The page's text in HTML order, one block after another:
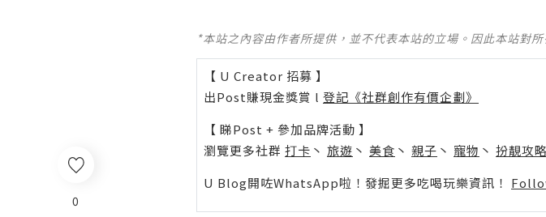
0
*本站之內容由作者所提供，並不代表本站的立場。因此本站對
【 U Creator 招募 】
出Post賺現金獎賞 l 登記《社群創作有價企劃》
【 睇Post + 參加品牌活動 】
瀏覽更多社群 打卡 丶 旅遊 丶 美食 丶 親子 丶 寵物 丶 扮靚攻略
U Blog開咗WhatsApp啦！發掘更多吃喝玩樂資訊！